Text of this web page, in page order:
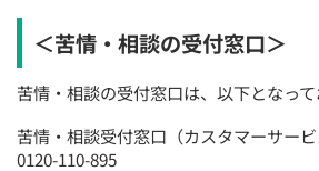
＜苦情・相談の受付窓口＞
苦情・相談の受付窓口は、以下となって
苦情・相談受付窓口（カスタマーサービ
0120-110-895